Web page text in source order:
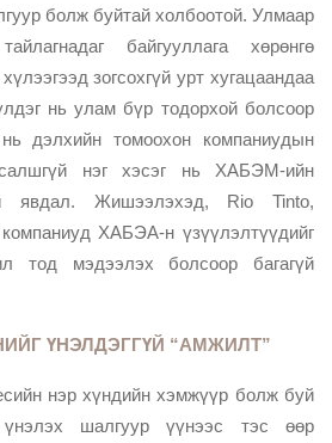
болж буйтай холбоотой. Улмаар
байгууллага хөрөнгө
зогсохгүй урт хугацаандаа
нь улам бүр тодорхой болсоор
дэлхийн томоохон компаниудын
нэг хэсэг нь ХАБЭМ-ийн
явдал. Жишээлэхэд, Rio Tinto,
ХАБЭА-н үзүүлэлтүүдийг
тод мэдээлэх болсоор багагүй
ҮНЭЛДЭГГҮЙ “АМЖИЛТ”
нэр хүндийн хэмжүүр болж буй
шалгуур үүнээс тэс өөр